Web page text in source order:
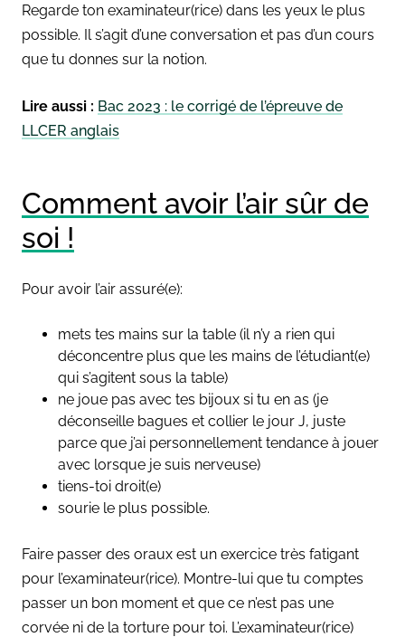
Regarde ton examinateur(rice) dans les yeux le plus
possible. Il s’agit d’une conversation et pas d’un cours
que tu donnes sur la notion.
Lire aussi : Bac 2023 : le corrigé de l’épreuve de
LLCER anglais
Comment avoir l’air sûr de
soi !
Pour avoir l’air assuré(e):
mets tes mains sur la table (il n’y a rien qui
déconcentre plus que les mains de l’étudiant(e)
qui s’agitent sous la table)
ne joue pas avec tes bijoux si tu en as (je
déconseille bagues et collier le jour J, juste
parce que j’ai personnellement tendance à jouer
avec lorsque je suis nerveuse)
tiens-toi droit(e)
sourie le plus possible.
Faire passer des oraux est un exercice très fatigant
pour l’examinateur(rice). Montre-lui que tu comptes
passer un bon moment et que ce n’est pas une
corvée ni de la torture pour toi. L’examinateur(rice)